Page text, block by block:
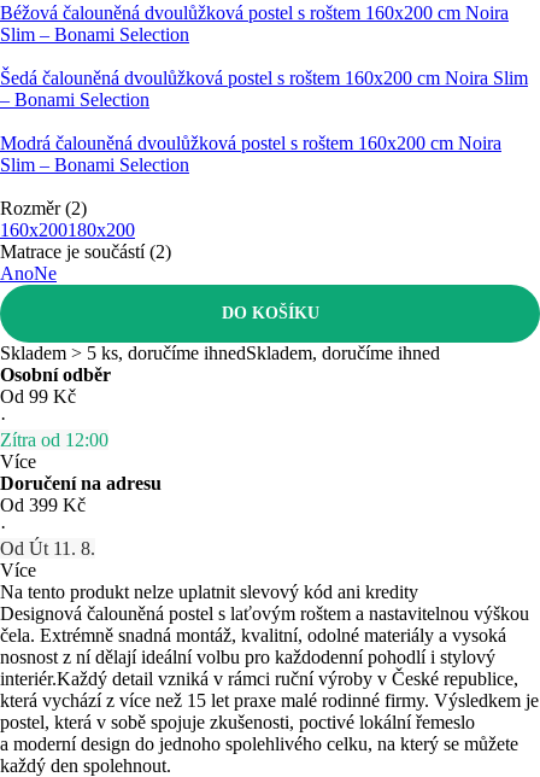
Béžová čalouněná dvoulůžková postel s roštem 160x200 cm Noira
Slim – Bonami Selection
Šedá čalouněná dvoulůžková postel s roštem 160x200 cm Noira Slim
– Bonami Selection
Modrá čalouněná dvoulůžková postel s roštem 160x200 cm Noira
Slim – Bonami Selection
Rozměr (2)
160x200180x200
Matrace je součástí (2)
AnoNe
DO KOŠÍKU
Skladem > 5 ks, doručíme ihnedSkladem, doručíme ihned
Osobní odběr
Od 99 Kč
·
Zítra od 12:00
Více
Doručení na adresu
Od 399 Kč
·
Od Út 11. 8.
Více
Na tento produkt nelze uplatnit slevový kód ani kredity
Designová čalouněná postel s laťovým roštem a nastavitelnou výškou
čela. Extrémně snadná montáž, kvalitní, odolné materiály a vysoká
nosnost z ní dělají ideální volbu pro každodenní pohodlí i stylový
interiér.Každý detail vzniká v rámci ruční výroby v České republice,
která vychází z více než 15 let praxe malé rodinné firmy. Výsledkem je
postel, která v sobě spojuje zkušenosti, poctivé lokální řemeslo
a moderní design do jednoho spolehlivého celku, na který se můžete
každý den spolehnout.